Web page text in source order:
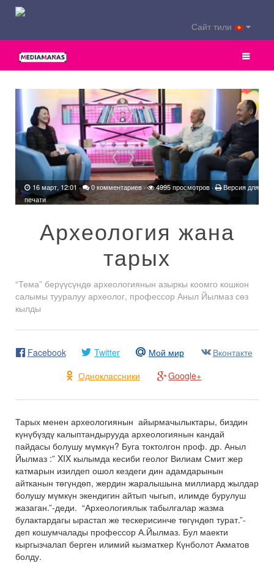
Сайт тили
16 март, 12:01 · 0 комментариев· 4995 просмотров ·
Версия для
печати
Археология жана
тарых
“Тема” берүүсүндө археологиянын азыркы коомго кошкон
салымы тууралуу археолог, профессор Аныл Йылмаз сөз
кылды
Facebook Twitter Мой мир
Вконтакте
Одноклассники
Google+
Тарых менен археологиянын айырмачылыктары, биздин
күнүбүздү калыптандырууда археологиянын кандай
пайдасы болушу мүмкүн? Буга токтолгон проф. др. Аныл
Йылмаз :” XIX кылымда кесиби геолог Вилиам Смит жер
катмарын изилдеп ошол кездеги дин адамдарынын
айтканын төгүндөп, жердин жаралышына миллиард жылдар
болушу мүмкүн экендигин айтып чыгып, илимде бурулуш
жазаган.”-деди. “Археологиялык табылгалар жазма
булактардагы ырастап же тескерисинче төгүндөп турат.”-
деп кошумчалады профессор А.Йылмаз. Бул маекти
кыргызчалап берген илимий кызматкер Күнболот Акматов
болду.